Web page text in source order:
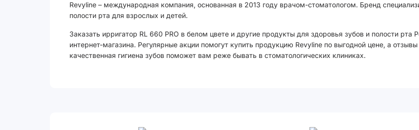
Revyline – международная компания, основанная в 2013 году врачом-стоматологом. Бренд
полости рта для взрослых и детей.
Заказать ирригатор RL 660 PRO в белом цвете и другие продукты для здоровья зубов и полости рта
интернет-магазина. Регулярные акции помогут купить продукцию Revyline по выгодной цене, а
качественная гигиена зубов поможет вам реже бывать в стоматологических клиниках.